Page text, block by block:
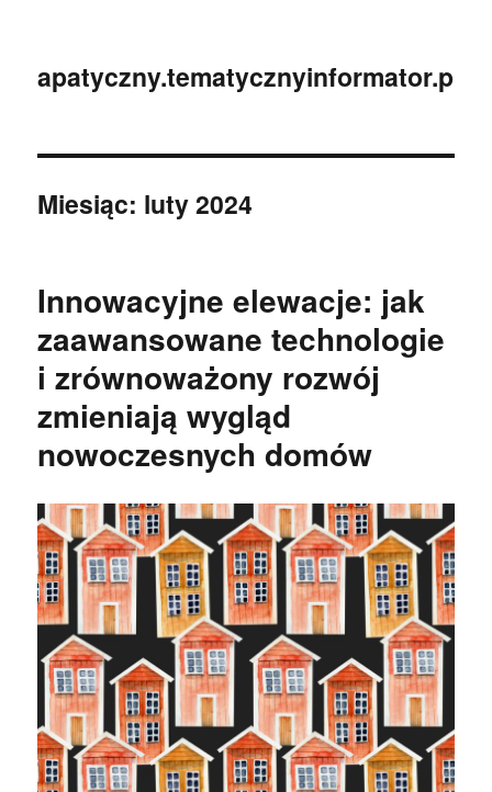
apatyczny.tematycznyinformator.pl
Miesiąc: luty 2024
Innowacyjne elewacje: jak
zaawansowane technologie
i zrównoważony rozwój
zmieniają wygląd
nowoczesnych domów